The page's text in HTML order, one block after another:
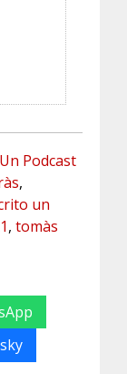
Podcast
,
un
,tomàs